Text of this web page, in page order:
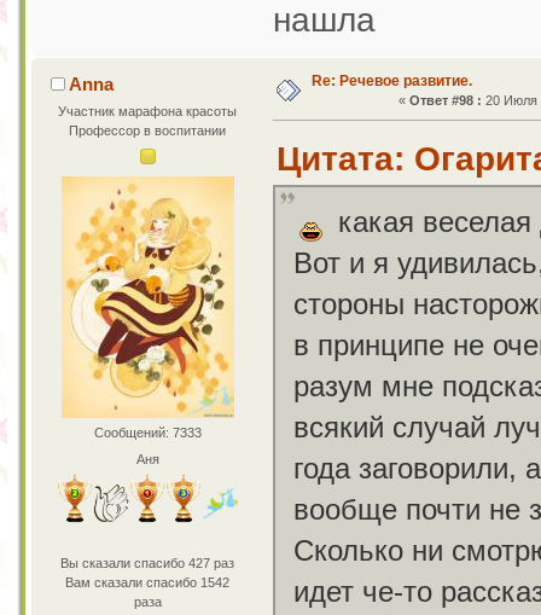
нашла
Anna
Участник марафона красоты
Профессор в воспитании
Сообщений: 7333
Аня
Вы сказали спасибо 427 раз
Вам сказали спасибо 1542
раза
Re: Речевое развитие.
« Ответ #98 : 20 Июля
Цитата:
какая
Вот и я
стороны
в принципе не
разум мне
всякий случай
года заговорили,
вообще почти не
Сколько ни
идет че-то